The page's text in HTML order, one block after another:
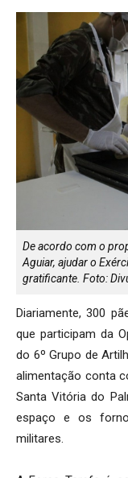
De acordo com o
Aguiar, ajudar o
gratificante. Foto:
Diariamente, 300
que participam da
do 6º Grupo de
alimentação conta
Santa Vitória do
espaço e os
militares.